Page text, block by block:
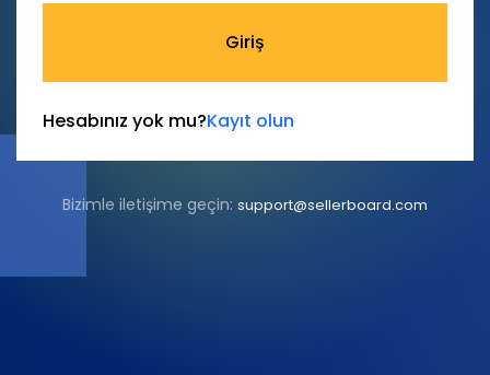
Giriş
Hesabınız yok mu?Kayıt olun
Bizimle iletişime geçin: support@sellerboard.com